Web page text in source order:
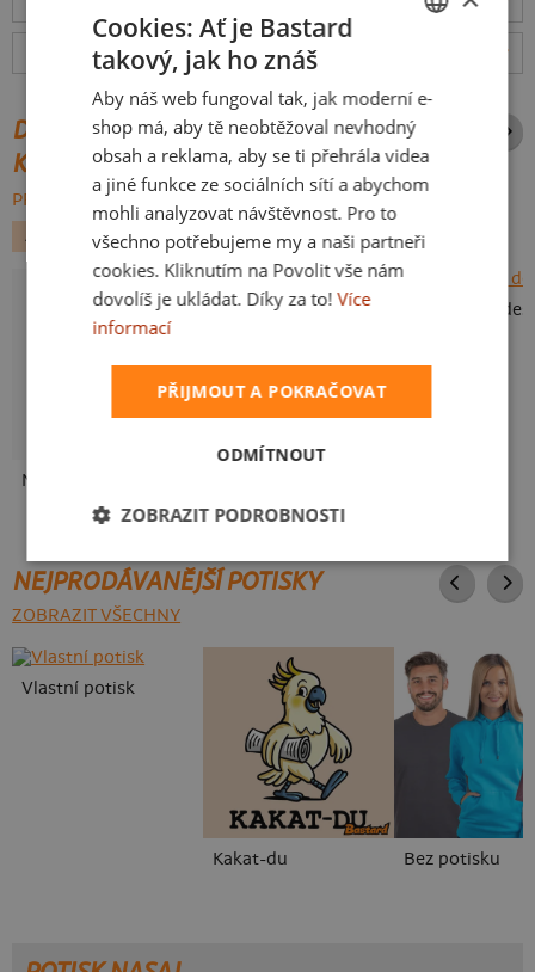
Hodnocení:4.88 ( 379recenzí)
DALŠÍ POTISKY ZE STEJNÉ
KATEGORIE
PROCHÁZET VŠE:
ALKOHOL
VESMÍR
Neklidný bez piva
Točím další
NEJPRODÁVANĚJŠÍ POTISKY
ZOBRAZIT VŠECHNY
Vlastní potisk
Kakat-du Bez potisku
SLOVAK
Cookies: Ať je Bastard
takový, jak ho znáš
Aby náš web fungoval tak, jak moderní e-
shop má, aby tě neobtěžoval nevhodný
obsah a reklama, aby se ti přehrála videa
a jiné funkce ze sociálních sítí a abychom
mohli analyzovat návštěvnost. Pro to
všechno potřebujeme my a naši partneři
cookies. Kliknutím na Povolit vše nám
dovolíš je ukládat. Díky za to! Více
informací
PŘIJMOUT A POKRAČOVAT
ODMÍTNOUT
ZOBRAZIT PODROBNOSTI